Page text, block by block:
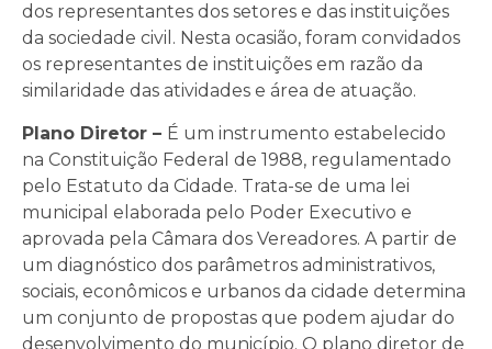
dos representantes dos setores e das instituições
da sociedade civil. Nesta ocasião, foram convidados
os representantes de instituições em razão da
similaridade das atividades e área de atuação.
Plano Diretor – É um instrumento estabelecido
na Constituição Federal de 1988, regulamentado
pelo Estatuto da Cidade. Trata-se de uma lei
municipal elaborada pelo Poder Executivo e
aprovada pela Câmara dos Vereadores. A partir de
um diagnóstico dos parâmetros administrativos,
sociais, econômicos e urbanos da cidade determina
um conjunto de propostas que podem ajudar do
desenvolvimento do município. O plano diretor de